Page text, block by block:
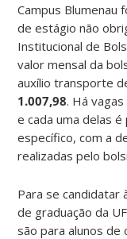
Campus Blumenau
de estágio não
Institucional de
valor mensal da
auxílio transporte
1.007,98. Há
e cada uma delas
específico, com a
realizadas pelo
Para se candidatar
de graduação da
são para alunos de